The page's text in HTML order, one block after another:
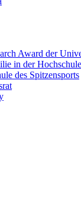
Award der
in der Hochschule
des Spitzensports